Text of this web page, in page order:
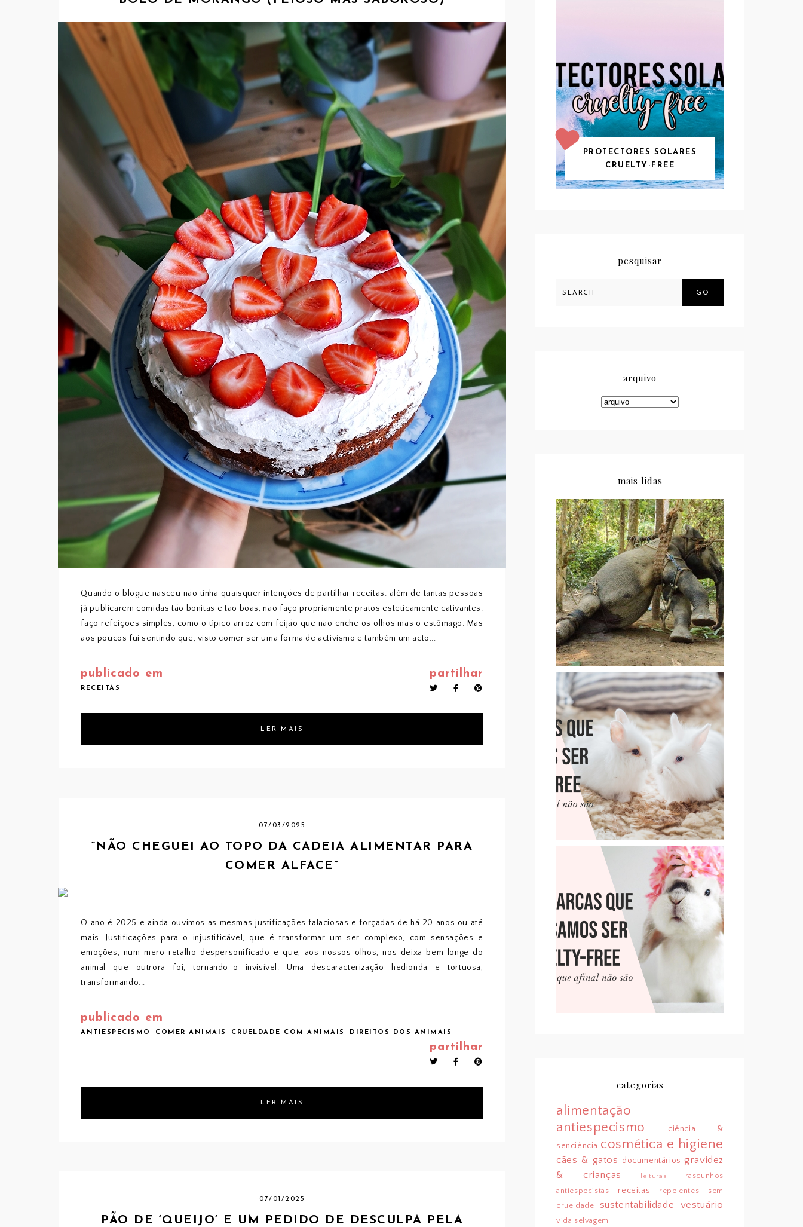
Quando o blogue nasceu não tinha quaisquer intenções de partilhar receitas: além de tantas pessoas
já publicarem comidas tão bonitas e tão boas, não faço propriamente pratos esteticamente cativantes:
faço refeições simples, como o típico arroz com feijão que não enche os olhos mas o estômago. Mas
aos poucos fui sentindo que, visto comer ser uma forma de activismo e também um acto...
publicado em
RECEITAS
partilhar
LER MAIS
07/03/2025
“NÃO CHEGUEI AO TOPO DA CADEIA ALIMENTAR PARA
COMER ALFACE”
O ano é 2025 e ainda ouvimos as mesmas justificações falaciosas e forçadas de há 20 anos ou até
mais. Justificações para o injustificável, que é transformar um ser complexo, com sensações e
emoções, num mero retalho despersonificado e que, aos nossos olhos, nos deixa bem longe do
animal que outrora foi, tornando-o invisível. Uma descaracterização hedionda e tortuosa,
transformando...
publicado em
ANTIESPECISMO COMER ANIMAIS CRUELDADE COM ANIMAIS DIREITOS DOS ANIMAIS
partilhar
LER MAIS
07/01/2025
PÃO DE ‘QUEIJO’ E UM PEDIDO DE DESCULPA PELA
PROTECTORES SOLARES
CRUELTY-FREE
pesquisar
GO
arquivo
mais lidas
CARTA ABERTA DE UM
ACTIVISTA AOS TURISTAS
QUE PASSEIAM EM
ELEFANTES
13 MARCAS QUE PENSAMOS
SER CRUELTY-FREE, MAS
QUE NÃO SÃO
10 MARCAS QUE PENSAMOS
SER CRUELTY-FREE, MAS
QUE NÃO SÃO (PT. 2)
categorias
alimentação
antiespecismo
ciência &
senciência cosmética e higiene
cães & gatos documentários gravidez
& crianças
leituras
rascunhos
antiespecistas
receitas
repelentes sem
crueldade
sustentabilidade vestuário
vida selvagem